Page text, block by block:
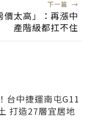
下一篇 →
價太高」：再漲中
產階級都扛不住
台中捷運南屯G11
打造27層宜居地